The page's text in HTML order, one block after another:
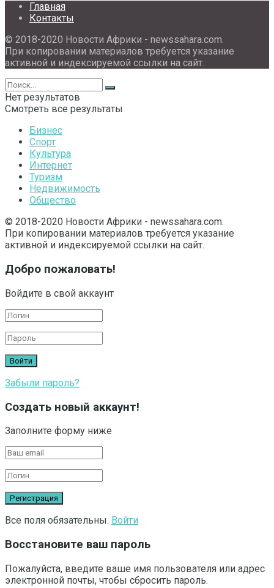
Главная
Контакты
© 2018-2020 Новости Африки - newssahara.com.
При копировании материалов требуется указание
активной и индексируемой ссылки на сайт.
Нет результатов
Смотреть все результаты
Бизнес
Спорт
Культура
Интернет
Туризм
Недвижимость
Общество
© 2018-2020 Новости Африки - newssahara.com.
При копировании материалов требуется указание
активной и индексируемой ссылки на сайт.
Добро пожаловать!
Войдите в свой аккаунт
Забыли пароль?
Создать новый аккаунт!
Заполните форму ниже
Все поля обязательны. Войти
Восстановите ваш пароль
Пожалуйста, введите ваше имя пользователя или адрес
электронной почты, чтобы сбросить пароль.